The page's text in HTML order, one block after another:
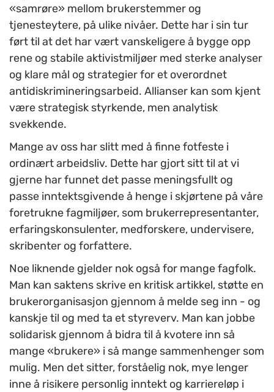
«samrøre» mellom brukerstemmer og
tjenesteytere, på ulike nivåer. Dette har i sin tur
ført til at det har vært vanskeligere å bygge opp
rene og stabile aktivistmiljøer med sterke analyser
og klare mål og strategier for et overordnet
antidiskrimineringsarbeid. Allianser kan som kjent
være strategisk styrkende, men analytisk
svekkende.
Mange av oss har slitt med å finne fotfeste i
ordinært arbeidsliv. Dette har gjort sitt til at vi
gjerne har funnet det passe meningsfullt og
passe inntektsgivende å henge i skjørtene på våre
foretrukne fagmiljøer, som brukerrepresentanter,
erfaringskonsulenter, medforskere, undervisere,
skribenter og forfattere.
Noe liknende gjelder nok også for mange fagfolk.
Man kan saktens skrive en kritisk artikkel, støtte en
brukerorganisasjon gjennom å melde seg inn - og
kanskje til og med ta et styreverv. Man kan jobbe
solidarisk gjennom å bidra til å kvotere inn så
mange «brukere» i så mange sammenhenger som
mulig. Men det sitter, forståelig nok, mye lenger
inne å risikere personlig inntekt og karriereløp i